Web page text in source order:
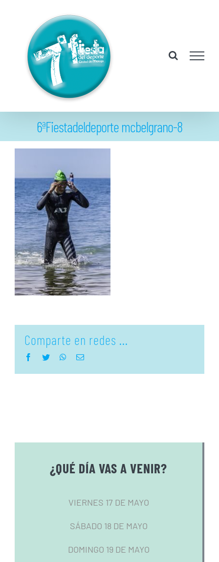
contenido
6ªFiestadeldeporte mcbelgrano-8
Comparte en redes ...
Facebook
Twitter WhatsApp
Correo
¿QUÉ DÍA VAS A VENIR?
VIERNES 17 DE MAYO
SÁBADO 18 DE MAYO
DOMINGO 19 DE MAYO